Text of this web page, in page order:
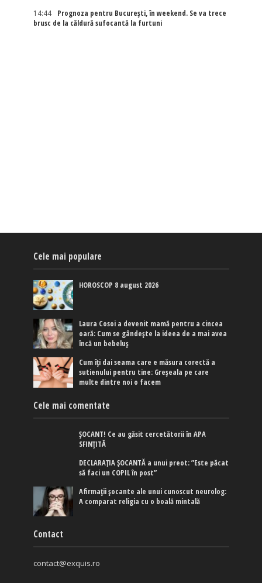
14:44
Prognoza pentru București, în weekend. Se va trece
brusc de la căldură sufocantă la furtuni
Cele mai populare
HOROSCOP 8 august 2026
Laura Cosoi a devenit mamă pentru a cincea
oară: Cum se gândește la ideea de a mai avea
încă un bebeluș
Cum îți dai seama care e măsura corectă a
sutienului pentru tine: Greșeala pe care
multe dintre noi o facem
Cele mai comentate
ȘOCANT! Ce au găsit cercetătorii în APA
SFINȚITĂ
DECLARAȚIA ȘOCANTĂ a unui preot: ”Este păcat
să faci un COPIL în post”
Afirmaţii şocante ale unui cunoscut neurolog:
A comparat religia cu o boală mintală
Contact
contact@exquis.ro